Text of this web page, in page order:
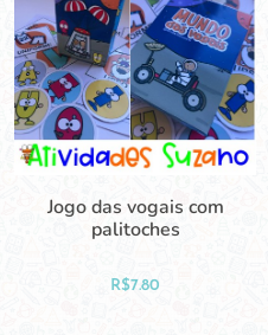
Jogo das vogais com
palitoches
R$7.80